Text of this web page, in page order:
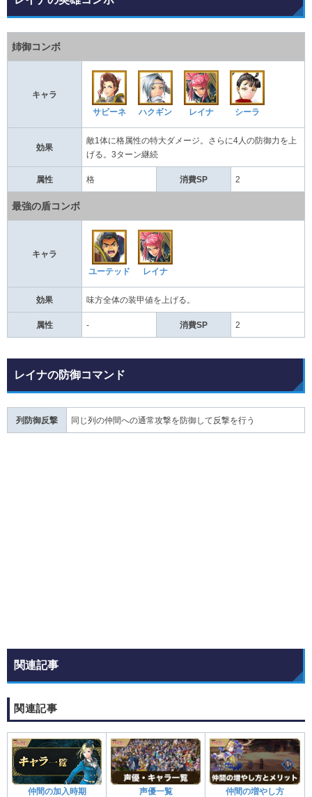
姉御コンボ
キャラ
サビーネ ハクギン レイナ シーラ
効果
敵1体に格属性の特大ダメージ。さらに4人の防御力を上
げる。3ターン継続
属性 格 消費SP 2
最強の盾コンボ
キャラ
ユーテッド レイナ
効果 味方全体の装甲値を上げる。
属性 - 消費SP 2
レイナの防御コマンド
列防御反撃 同じ列の仲間への通常攻撃を防御して反撃を行う
関連記事
関連記事
仲間の加入時期 声優一覧 仲間の増やし方